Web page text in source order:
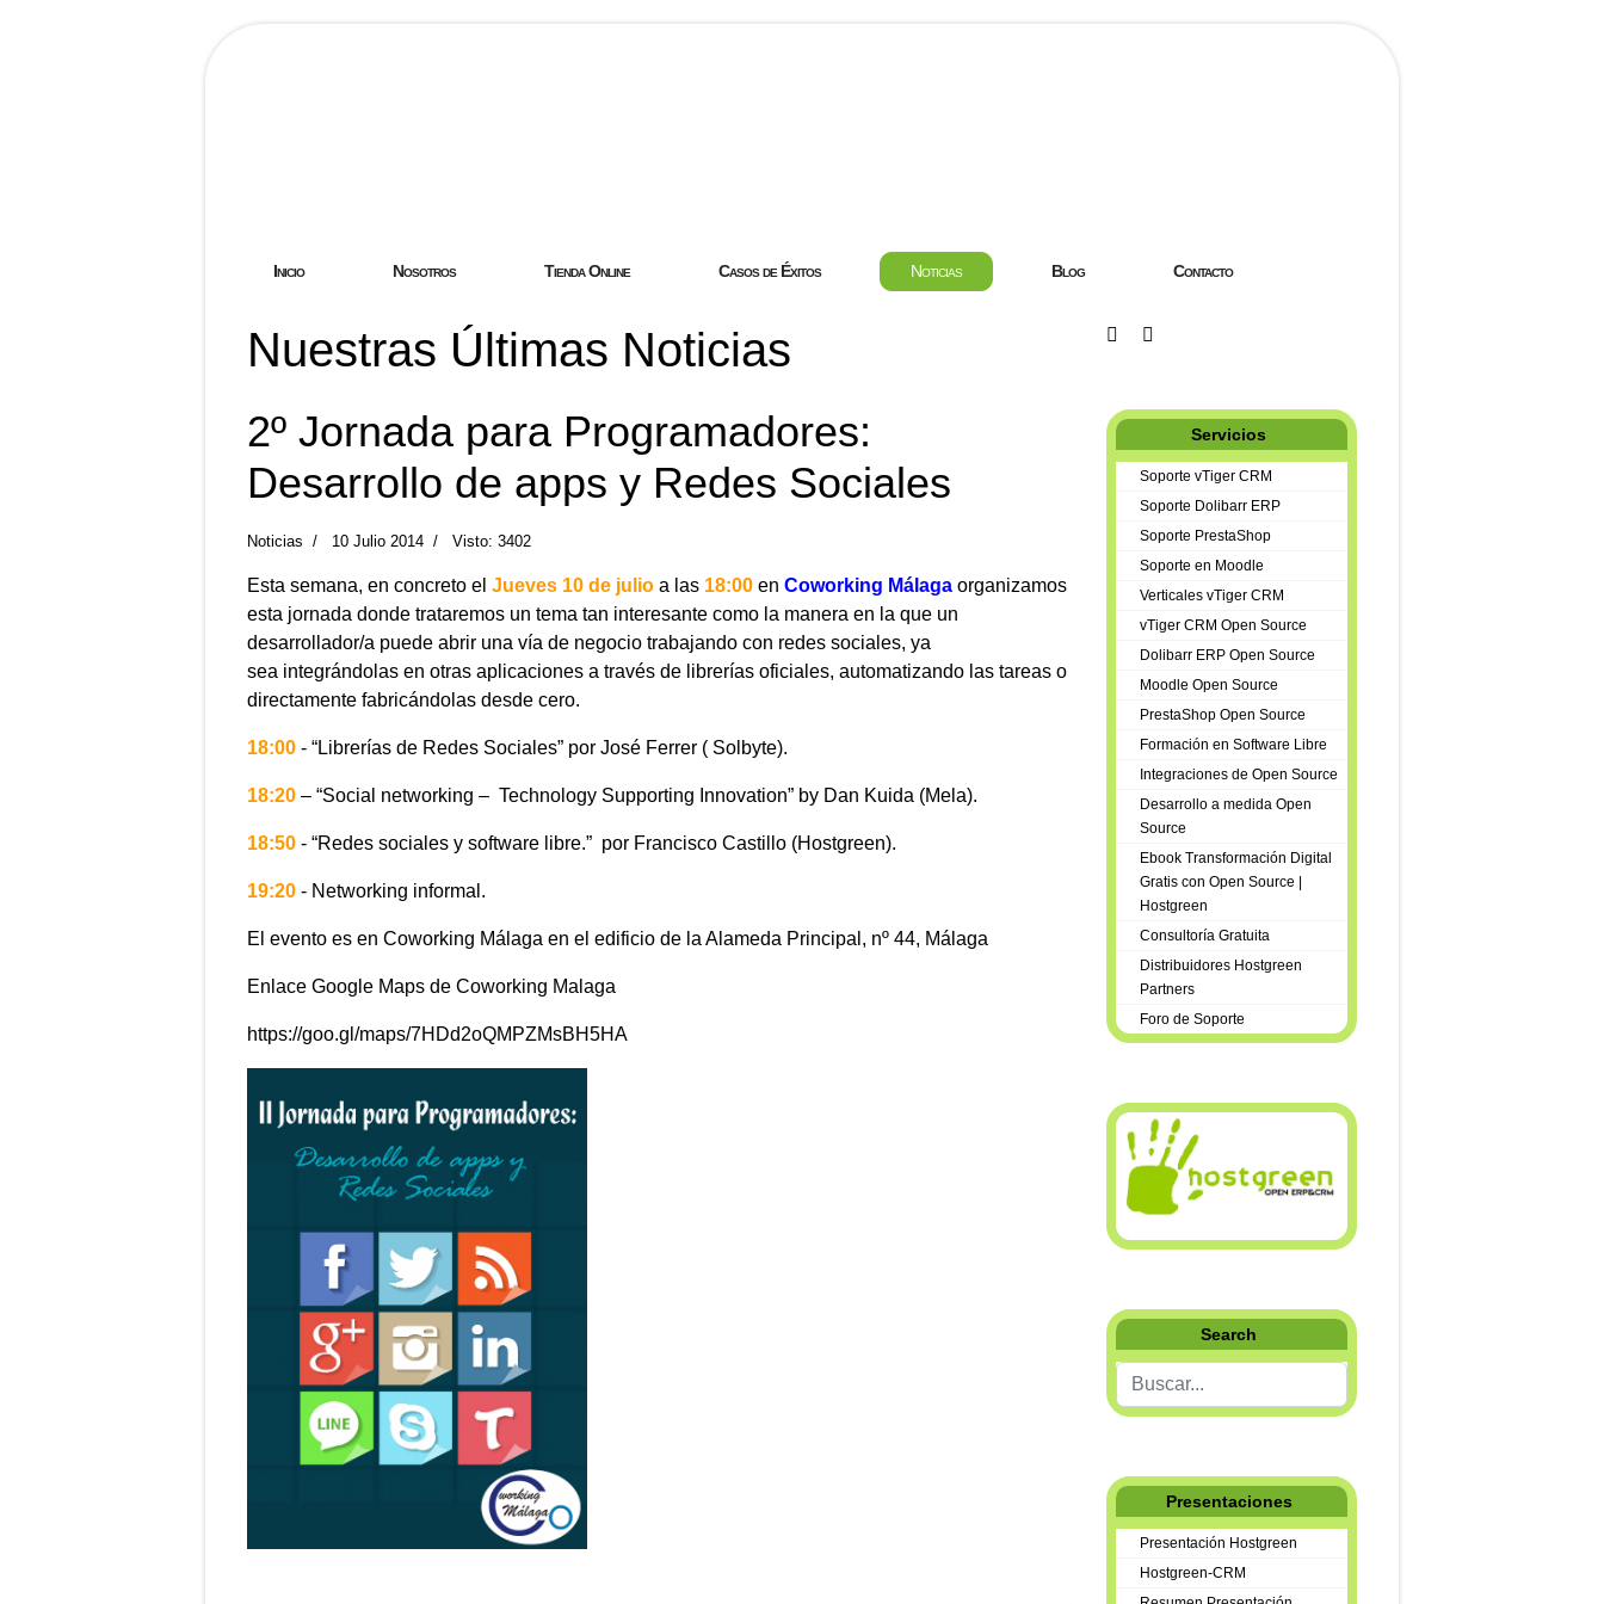
Inicio Nosotros Tienda Online Casos de Éxitos Noticias Blog Contacto
Nuestras Últimas Noticias
2º Jornada para Programadores:
Desarrollo de apps y Redes Sociales
Noticias 10 Julio 2014 Visto: 3402
Esta semana, en concreto el Jueves 10 de julio a las 18:00 en Coworking Málaga organizamos
esta jornada donde trataremos un tema tan interesante como la manera en la que un
desarrollador/a puede abrir una vía de negocio trabajando con redes sociales, ya
sea integrándolas en otras aplicaciones a través de librerías oficiales, automatizando las tareas o
directamente fabricándolas desde cero.
18:00 - “Librerías de Redes Sociales” por José Ferrer ( Solbyte).
18:20 – “Social networking – Technology Supporting Innovation” by Dan Kuida (Mela).
18:50 - “Redes sociales y software libre.” por Francisco Castillo (Hostgreen).
19:20 - Networking informal.
El evento es en Coworking Málaga en el edificio de la Alameda Principal, nº 44, Málaga
Enlace Google Maps de Coworking Malaga
https://goo.gl/maps/7HDd2oQMPZMsBH5HA
Servicios
Soporte vTiger CRM
Soporte Dolibarr ERP
Soporte PrestaShop
Soporte en Moodle
Verticales vTiger CRM
vTiger CRM Open Source
Dolibarr ERP Open Source
Moodle Open Source
PrestaShop Open Source
Formación en Software Libre
Integraciones de Open Source
Desarrollo a medida Open
Source
Ebook Transformación Digital
Gratis con Open Source |
Hostgreen
Consultoría Gratuita
Distribuidores Hostgreen
Partners
Foro de Soporte
Search
Buscar...
Presentaciones
Presentación Hostgreen
Hostgreen-CRM